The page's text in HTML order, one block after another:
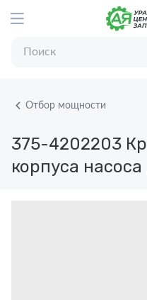
Отбор мощности
375-4202203
корпуса